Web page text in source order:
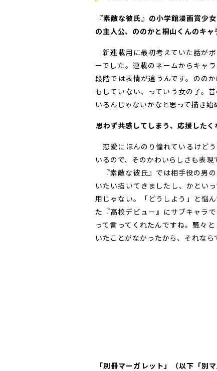
――『素敵な彼氏』の小学館漫画賞
の主人公、ののかと桐山くんのキャ
新連載用に最初考えていた話が
ーでした。連載のネームからキャ
段階では表情が違うんです。のの
もしていない、っていう女の子。
いるんじゃないかなと思って描き始
――思わず共感してしまう、応援した
恋愛にほんのり憧れているけど
いるので、そのかわいらしさも表現
『素敵な彼氏』では相手役の男
いたい描いてきましたし、かとい
用じゃない。「どうしよう」と悩
た『高校デビュー』にサブキャラ
って言ってくれたんですね。飄々
いたことがなかったから、それなら
――「別冊マーガレット」（以下「